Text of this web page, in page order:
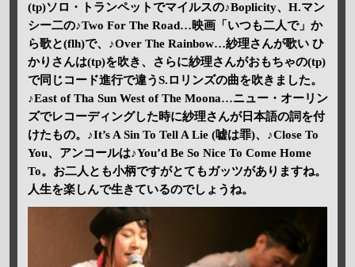
(tp)ソロ・トランペットでマイルスの♪Boplicity、H.マン
シー二の♪Two For The Road…映画「いつも二人で」か
ら歌と(flh)で、♪Over The Rainbow…紗理さんが歌い ひ
かりさんは(tp)を吹き、さらに紗理さんがおもちゃの(tp)
で同じコード進行で違うS.ロリンズの曲を吹きました。
♪East of Tha Sun West of The Moona…ニュー・オーリン
ズでレコーディングした時に紗理さんが日本語の詞を付
けたもの。♪It’s A Sin To Tell A Lie (嘘は罪)、♪Close To
You、アンコールは♪You’d Be So Nice To Come Home
To。お二人とも小柄ですがとてもガッツがありますね。
人生を楽しんで生きているのでしょうね。